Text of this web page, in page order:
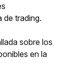
de trading.
sobre los
en la